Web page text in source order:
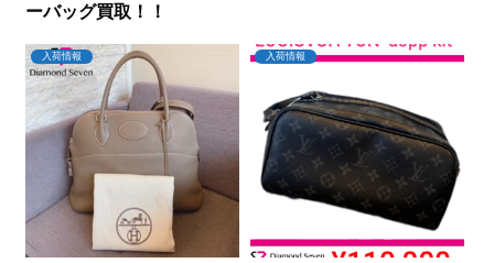
ーバッグ買取！！
入荷情報 入荷情報